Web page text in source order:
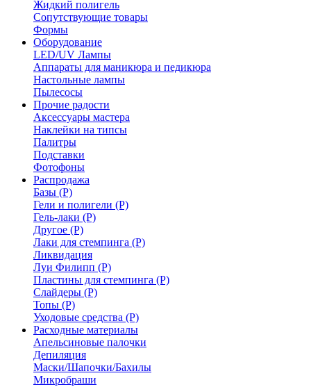
Жидкий полигель
Сопутствующие товары
Формы
Оборудование
LED/UV Лампы
Аппараты для маникюра и педикюра
Настольные лампы
Пылесосы
Прочие радости
Аксессуары мастера
Наклейки на типсы
Палитры
Подставки
Фотофоны
Распродажа
Базы (Р)
Гели и полигели (Р)
Гель-лаки (Р)
Другое (Р)
Лаки для стемпинга (Р)
Ликвидация
Луи Филипп (Р)
Пластины для стемпинга (Р)
Слайдеры (Р)
Топы (Р)
Уходовые средства (Р)
Расходные материалы
Апельсиновые палочки
Депиляция
Маски/Шапочки/Бахилы
Микробраши